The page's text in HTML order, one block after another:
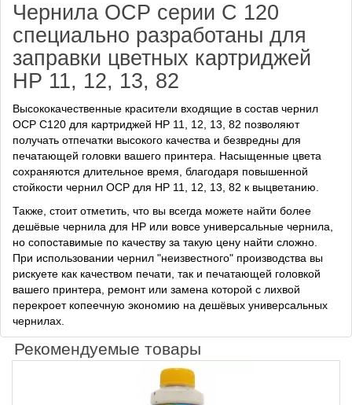
Чернила OCP серии C 120
специально разработаны для
заправки цветных картриджей
HP 11, 12, 13, 82
Высококачественные красители входящие в состав чернил
OCP C120 для картриджей HP 11, 12, 13, 82 позволяют
получать отпечатки высокого качества и безвредны для
печатающей головки вашего принтера. Насыщенные цвета
сохраняются длительное время, благодаря повышенной
стойкости чернил OCP для HP 11, 12, 13, 82 к выцветанию.
Также, стоит отметить, что вы всегда можете найти более
дешёвые чернила для HP или вовсе универсальные чернила,
но сопоставимые по качеству за такую цену найти сложно.
При использовании чернил "неизвестного" производства вы
рискуете как качеством печати, так и печатающей головкой
вашего принтера, ремонт или замена которой с лихвой
перекроет копеечную экономию на дешёвых универсальных
чернилах.
Рекомендуемые товары